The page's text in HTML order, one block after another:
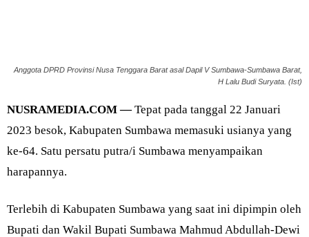
Anggota DPRD Provinsi Nusa Tenggara Barat asal Dapil V Sumbawa-Sumbawa Barat,
H Lalu Budi Suryata. (Ist)
NUSRAMEDIA.COM —Tepat pada tanggal 22 Januari
2023 besok, Kabupaten Sumbawa memasuki usianya yang
ke-64. Satu persatu putra/i Sumbawa menyampaikan
harapannya.
Terlebih di Kabupaten Sumbawa yang saat ini dipimpin oleh
Bupati dan Wakil Bupati Sumbawa Mahmud Abdullah-Dewi